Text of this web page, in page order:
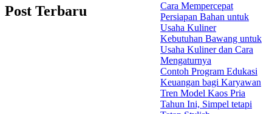
Post Terbaru
Cara Mempercepat
Persiapan Bahan untuk
Usaha Kuliner
Kebutuhan Bawang untuk
Usaha Kuliner dan Cara
Mengaturnya
Contoh Program Edukasi
Keuangan bagi Karyawan
Tren Model Kaos Pria
Tahun Ini, Simpel tetapi